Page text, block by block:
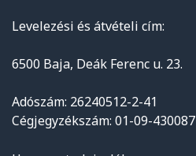
Levelezési és átvételi cím:
6500 Baja, Deák Ferenc u. 23.
Adószám: 26240512-2-41
Cégjegyzékszám: 01-09-430087